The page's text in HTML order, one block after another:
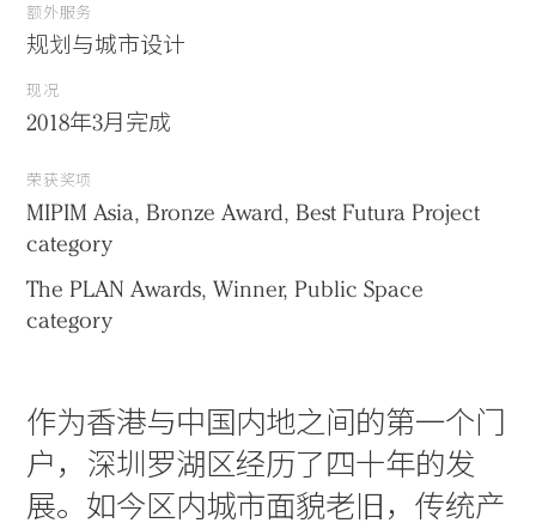
额外服务
规划与城市设计
现况
2018年3月完成
荣获奖项
MIPIM Asia, Bronze Award, Best Futura Project
category
The PLAN Awards, Winner, Public Space
category
作为香港与中国内地之间的第一个门
户，深圳罗湖区经历了四十年的发
展。如今区内城市面貌老旧，传统产